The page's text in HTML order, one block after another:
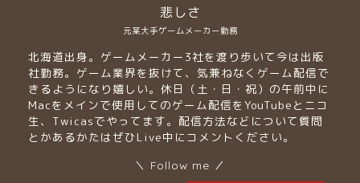
元某大手ゲームメーカー勤務
悲しさ
北海道出身。ゲームメーカー3社を渡り歩いて今は出版
社勤務。ゲーム業界を抜けて、気兼ねなくゲーム配信で
きるようになり嬉しい。休日（土・日・祝）の午前中に
Macをメインで使用してのゲーム配信をYouTubeとニコ
生、Twicasでやってます。配信方法などについて質問
とかあるかたはぜひLive中にコメントください。
＼ Follow me ／